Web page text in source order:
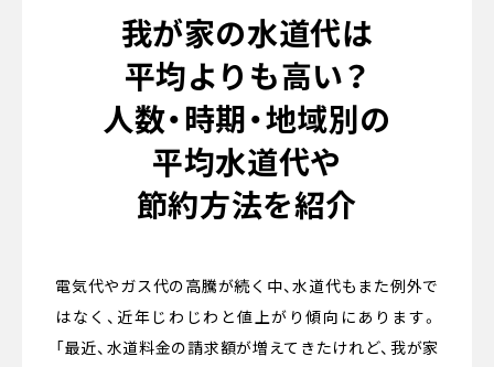
我が家の水道代は
平均よりも高い？
人数・時期・地域別の
平均水道代や
節約方法を紹介
電気代やガス代の高騰が続く中、水道代もまた例外で
はなく、近年じわじわと値上がり傾向にあります。
「最近、水道料金の請求額が増えてきたけれど、我が家